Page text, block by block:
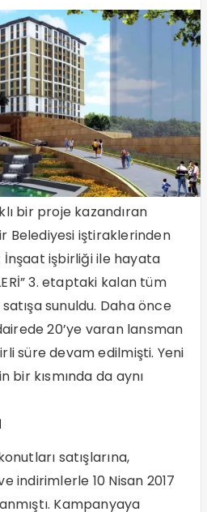
bir proje kazandıran
Belediyesi iştiraklerinden
İnşaat işbirliği ile hayata
3. etaptaki kalan tüm
sunuldu. Daha önce
20’ye varan lansman
süre devam edilmişti. Yeni
bir kısmında da aynı
satışlarına,
indirimlerle 10 Nisan 2017
Kampanyaya